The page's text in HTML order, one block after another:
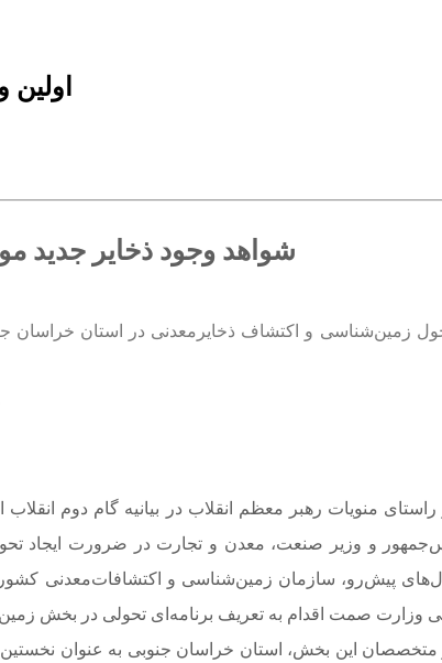
شواهد وجود ذخایر جدید
زمین‌شناسی و اکتشاف ذخایرمعدنی در استان خراسان
منویات رهبر معظم انقلاب در بیانیه گام دوم
و وزیر صنعت، معدن و تجارت در ضرورت ایجاد
پیش‌رو، سازمان زمین‌شناسی و اکتشافات‌معدنی
وزارت صمت اقدام به تعریف برنامه‌ای تحولی در بخش